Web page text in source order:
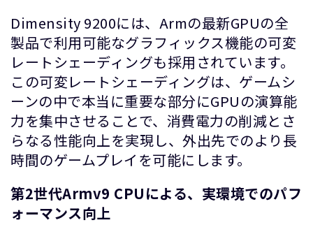
Dimensity 9200には、Armの最新GPUの全
製品で利用可能なグラフィックス機能の可変
レートシェーディングも採用されています。
この可変レートシェーディングは、ゲームシ
ーンの中で本当に重要な部分にGPUの演算能
力を集中させることで、消費電力の削減とさ
らなる性能向上を実現し、外出先でのより長
時間のゲームプレイを可能にします。
第2世代Armv9 CPUによる、実環境でのパフ
ォーマンス向上